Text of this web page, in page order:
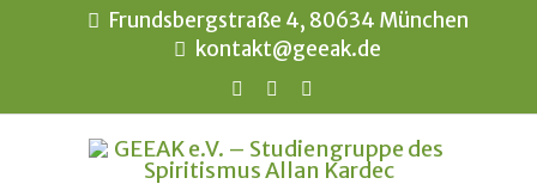
Frundsbergstraße 4, 80634 München
kontakt@geeak.de